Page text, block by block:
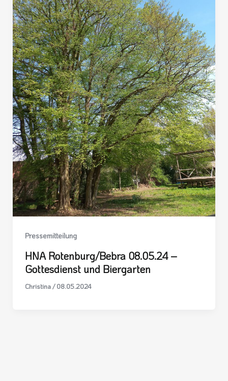
Pressemitteilung
HNA Rotenburg/Bebra 08.05.24 –
Gottesdienst und Biergarten
Christina /08.05.2024